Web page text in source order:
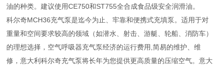
油的种类。建议使用CE750和ST755全合成食品级安全润滑油。
科尔奇MCH36充气泵是迄今为止、牢靠和便携式充填泵。适用于对
重量和空间要求较高的领域（如潜水、射击、游艇、轮船、消防车）
的理想选择，空气呼吸器充气泵经济的运行费用,简易的维护、维
修，意大利科尔奇充气泵将长年为您提供更高质量的压缩空气。意大